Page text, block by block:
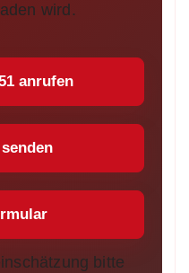
wird.
anrufen
bitte